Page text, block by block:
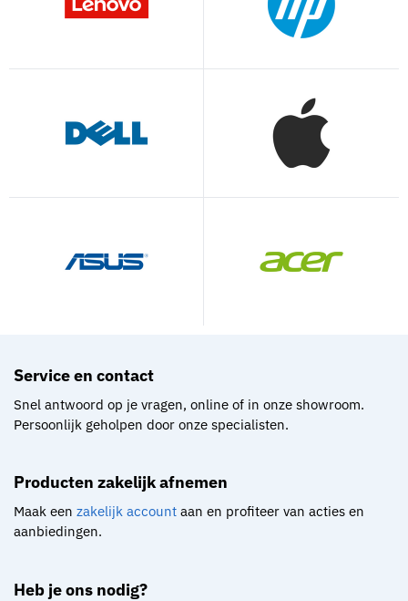
Service en contact​
Snel antwoord op je vragen, online of in onze showroom.
Persoonlijk geholpen door onze specialisten.
Producten zakelijk afnemen
Maak een zakelijk account aan en profiteer van acties en
aanbiedingen.
Heb je ons nodig?